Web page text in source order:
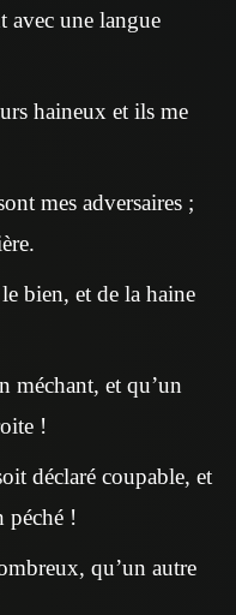
avec une langue
haineux et ils me
mes adversaires ;
bien, et de la haine
méchant, et qu’un
!
déclaré coupable, et
péché !
qu’un autre